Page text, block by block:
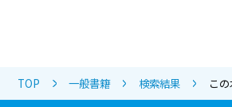
TOP 一般書籍 検索結果 こ